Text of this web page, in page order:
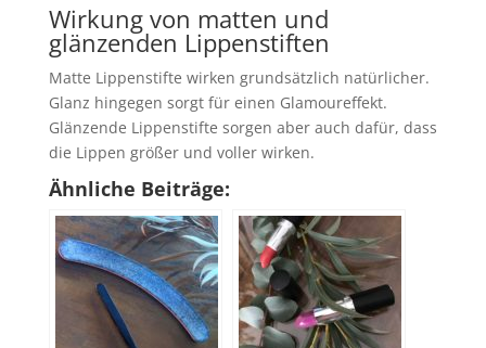
Wirkung von matten und
glänzenden Lippenstiften
Matte Lippenstifte wirken grundsätzlich natürlicher.
Glanz hingegen sorgt für einen Glamoureffekt.
Glänzende Lippenstifte sorgen aber auch dafür, dass
die Lippen größer und voller wirken.
Ähnliche Beiträge: